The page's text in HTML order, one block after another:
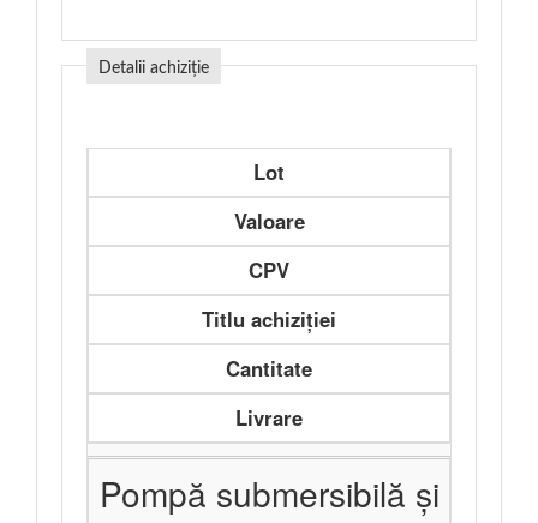
Detalii achiziție
Lot
Valoare
CPV
Titlu achiziției
Cantitate
Livrare
Pompă submersibilă și